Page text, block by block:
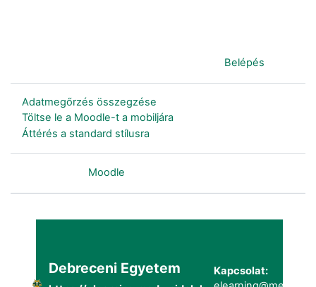
Belépés
Adatmegőrzés összegzése
Töltse le a Moodle-t a mobiljára
Áttérés a standard stílusra
Moodle
Debreceni Egyetem
Kapcsolat: